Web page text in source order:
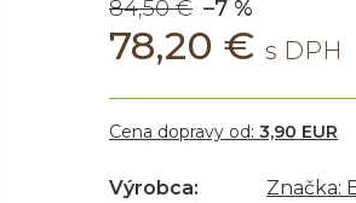
84,50 € –7 %
78,20 €
Cena dopravy od: 3,90 EUR
Výrobca:
Značka: